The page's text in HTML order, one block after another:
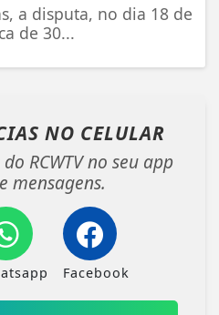
a disputa, no dia 18 de
de 30...
NO CELULAR
RCWTV no seu app
mensagens.
Facebook